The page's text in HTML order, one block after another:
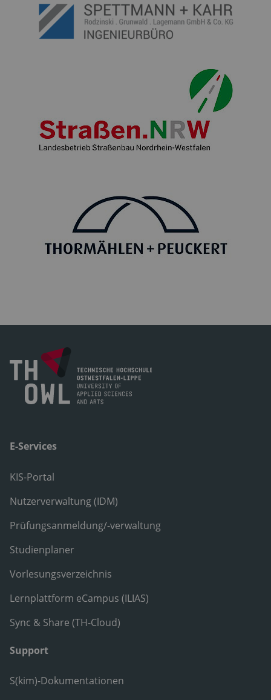
E-Services
KIS-Portal
Nutzerverwaltung (IDM)
Prüfungsanmeldung/-verwaltung
Studienplaner
Vorlesungsverzeichnis
Lernplattform eCampus (ILIAS)
Sync & Share (TH-Cloud)
Support
S(kim)-Dokumentationen